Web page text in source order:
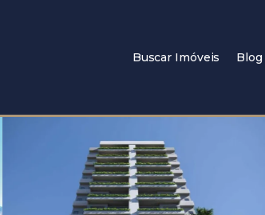
Buscar Imóveis Blog